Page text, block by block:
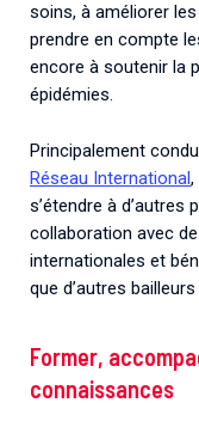
soins, à améliorer
prendre en compte
encore à soutenir la
épidémies.
Principalement
Réseau International,
s’étendre à d’autres
collaboration avec
internationales et
que d’autres
Former,
connaissances